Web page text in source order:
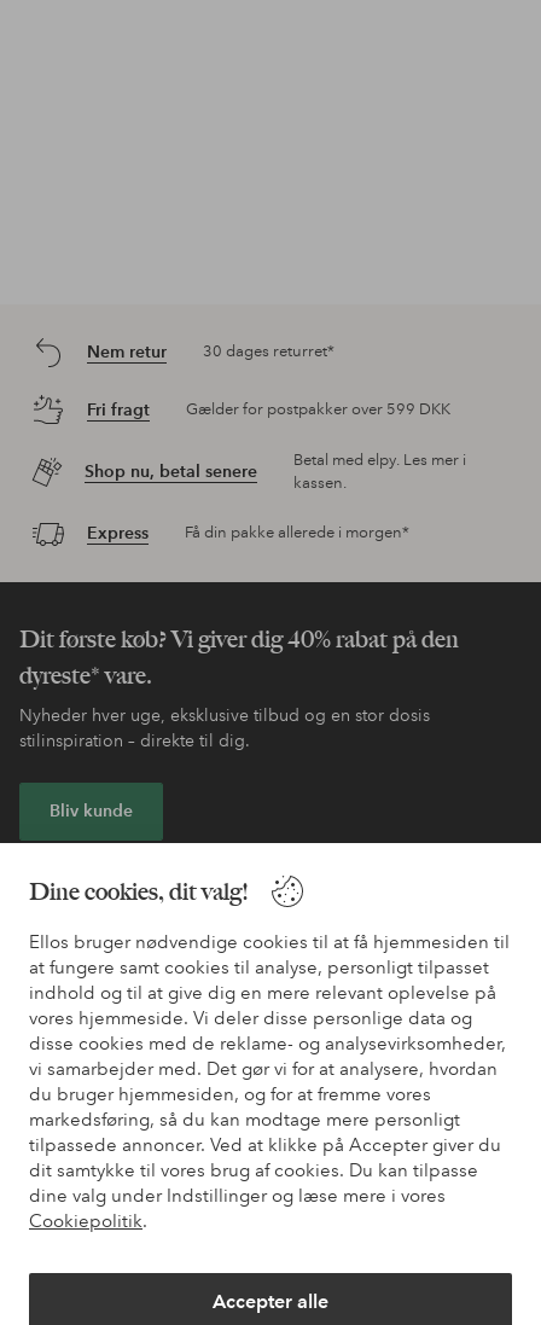
Dine cookies, dit valg!
Ellos bruger nødvendige cookies til at få hjemmesiden til
at fungere samt cookies til analyse, personligt tilpasset
indhold og til at give dig en mere relevant oplevelse på
vores hjemmeside. Vi deler disse personlige data og
disse cookies med de reklame- og analysevirksomheder,
vi samarbejder med. Det gør vi for at analysere, hvordan
du bruger hjemmesiden, og for at fremme vores
markedsføring, så du kan modtage mere personligt
tilpassede annoncer. Ved at klikke på Accepter giver du
dit samtykke til vores brug af cookies. Du kan tilpasse
dine valg under Indstillinger og læse mere i vores
Cookiepolitik.
Accepter alle
Nem retur 30 dages returret*
Fri fragt Gælder for postpakker over 599 DKK
Shop nu, betal senere
Betal med elpy. Les mer i
kassen.
Express Få din pakke allerede i morgen*
Dit første køb? Vi giver dig 40% rabat på den
dyreste* vare.
Nyheder hver uge, eksklusive tilbud og en stor dosis
stilinspiration – direkte til dig.
Bliv kunde
Har du brug for hjælp?
Du kan finde svar på de oftest stillede spørgsmål i vores FAQ.
Du kan også finde oplysninger om, hvordan du kontakter os.
Kundeservice Bestilling Betalingsmåde
Mine sider